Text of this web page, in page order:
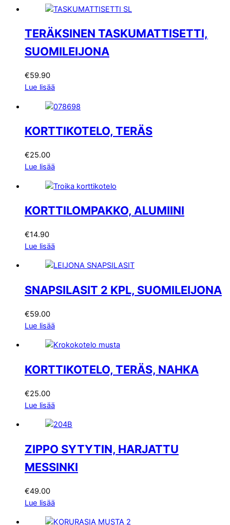
TERÄKSINEN TASKUMATTISETTI,
SUOMILEIJONA
€59.90
Lue lisää
KORTTIKOTELO, TERÄS
€25.00
Lue lisää
KORTTILOMPAKKO, ALUMIINI
€14.90
Lue lisää
SNAPSILASIT 2 KPL, SUOMILEIJONA
€59.00
Lue lisää
KORTTIKOTELO, TERÄS, NAHKA
€25.00
Lue lisää
ZIPPO SYTYTIN, HARJATTU
MESSINKI
€49.00
Lue lisää